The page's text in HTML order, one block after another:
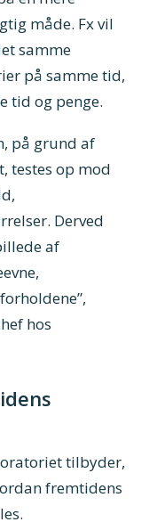
måde. Fx vil
samme
på samme tid,
tid og penge.
på grund af
testes op mod
Derved
af
hos
tilbyder,
fremtidens